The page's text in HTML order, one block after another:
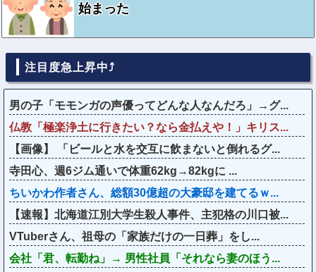
始まった
注目度急上昇中⤴
男の子「モモンガの声優ってどんな人なんだろ」→グ...
仏教「極楽浄土に行きたい？なら金払えや！」キリス...
【画像】 「ビールと水を交互に飲まないと倒れるグ...
寺田心、週6ジム通いで体重62kg→82kgに ...
ちいかわ作者さん、総額30億超の大豪邸を建てるｗ...
【速報】北海道江別大学生殺人事件、主犯格の川口被...
VTuberさん、祖母の「家族だけの一日葬」をし...
会社「君、転勤ね」→ 男性社員「それなら妻のほう...